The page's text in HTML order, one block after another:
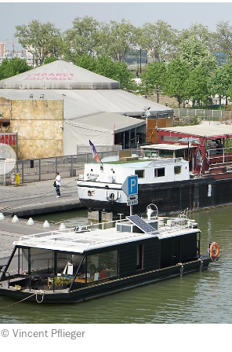
© Vincent Pflieger